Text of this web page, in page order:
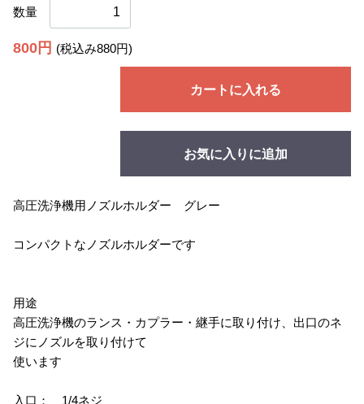
数量
800円 (税込み880円)
カートに入れる
お気に入りに追加
高圧洗浄機用ノズルホルダー グレー
コンパクトなノズルホルダーです
用途
高圧洗浄機のランス・カプラー・継手に取り付け、出口のネ
ジにノズルを取り付けて
使います
入口： 1/4ネジ